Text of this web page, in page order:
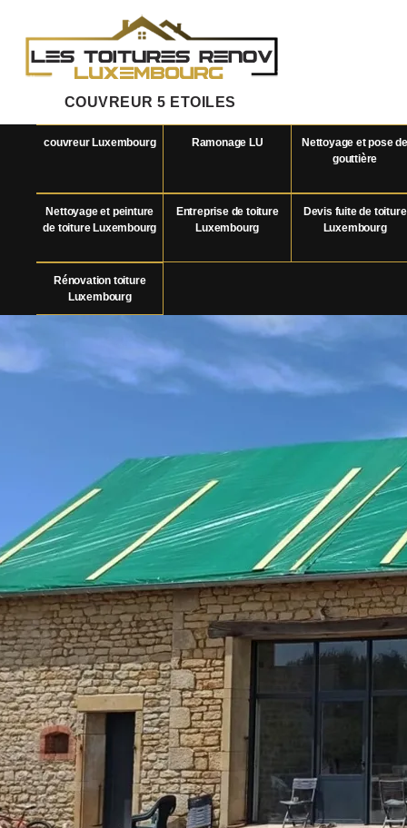
COUVREUR 5 ETOILES
couvreur Luxembourg Ramonage LU
Nettoyage et pose de
gouttière
Nettoyage et peinture
de toiture Luxembourg
Entreprise de toiture
Luxembourg
Devis fuite de toiture
Luxembourg
Rénovation toiture
Luxembourg